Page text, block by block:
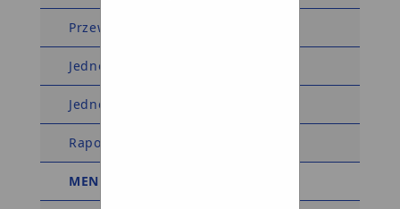
Przewodniczący Rady Gminy
Jednostki organizacyjne
Jednostki pomocnicze
Raport o stanie gminy
MENU TEMATYCZNE